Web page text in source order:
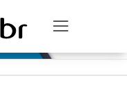
Toggle